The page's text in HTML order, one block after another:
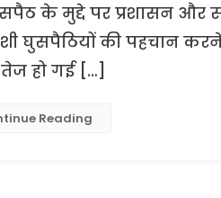
के मुद्दे पर प्रशासन और
घुसपैठियों की पहचान
तेज हो गई […]
Reading